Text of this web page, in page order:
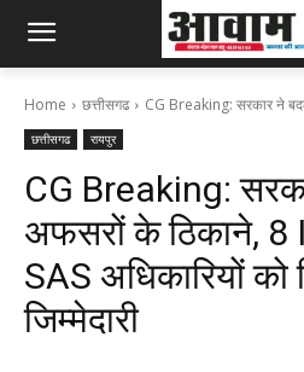
Home छत्तीसगढ CG Breaking: सरकार ने
छत्तीसगढ रायपुर
CG Breaking:
अफसरों के ठिकाने,
SAS अधिकारियों को
जिम्मेदारी